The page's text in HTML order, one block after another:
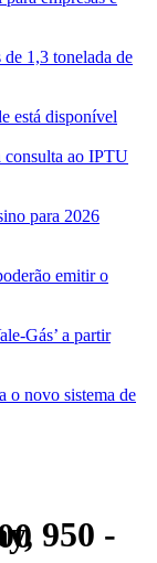
de 1,3 tonelada de
está disponível
consulta ao IPTU
para 2026
emitir o
Gás’ a partir
o novo sistema de
000